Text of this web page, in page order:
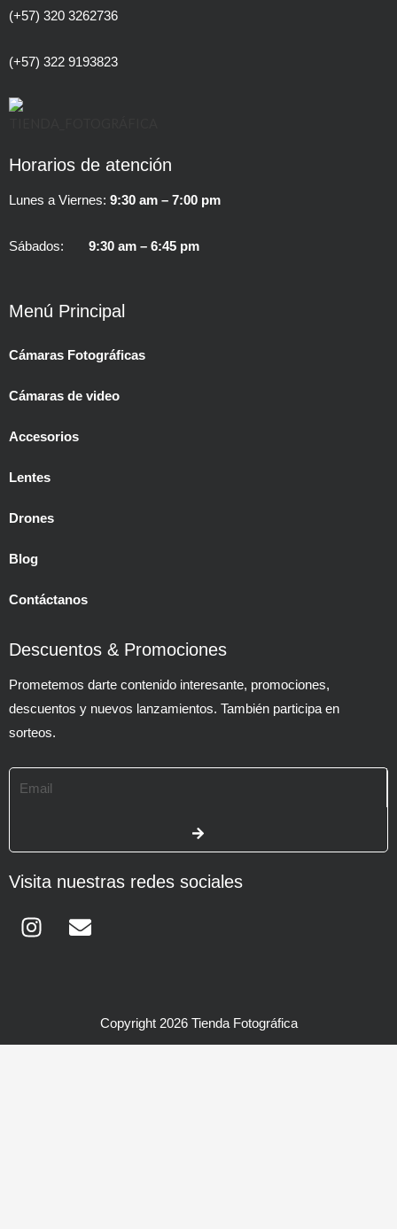
(+57) 320 3262736
(+57) 322 9193823
Horarios de atención
Lunes a Viernes: 9:30 am – 7:00 pm
Sábados: 9:30 am – 6:45 pm
Menú Principal
Cámaras Fotográficas
Cámaras de video
Accesorios
Lentes
Drones
Blog
Contáctanos
Descuentos & Promociones
Prometemos darte contenido interesante, promociones,
descuentos y nuevos lanzamientos. También participa en
sorteos.
Visita nuestras redes sociales
InstagramEnvelope
Copyright 2026 Tienda Fotográfica